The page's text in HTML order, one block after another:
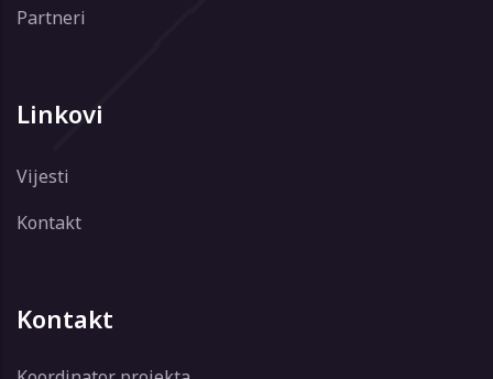
Partneri
Linkovi
Vijesti
Kontakt
Kontakt